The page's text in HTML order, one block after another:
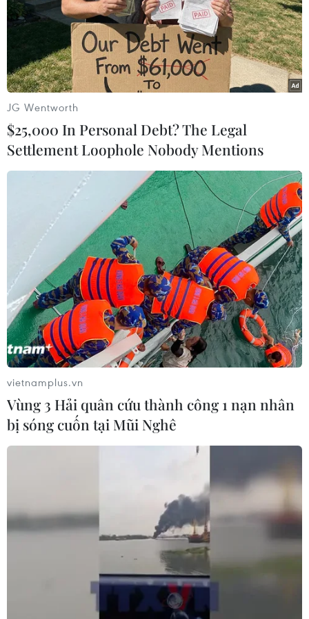
Canada tiến hành đánh
giá an ninh quốc gia đối
với ứng dụng TikTok
Theo Bộ trưởng Công nghiệp
Canada Francois-Philippe
Champagne, việc đánh giá TikTok
bắt đầu được triển khai từ tháng
9/2023 theo quy định của Đạo
luật Đầu tư của Canada.
(TTXVN/Vietnam+)
JG Wentworth
$25,000 In Personal Debt? The Legal
Settlement Loophole Nobody Mentions
vietnamplus.vn
Vùng 3 Hải quân cứu thành công 1 nạn nhân
bị sóng cuốn tại Mũi Nghê